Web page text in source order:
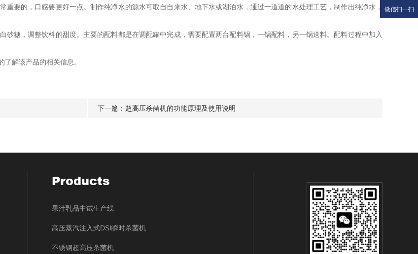
的，口感要更好一点。制作纯净水的源水可取自自来水、地下水或湖泊水，通过一道道的水处理工艺，制作出纯净水，
糖，调整饮料的甜度。主要的配料都是在调配罐中完成，需要配置两台配料锅，一锅配料，另一锅送料。配料过程中加入
解该产品的相关信息。
下一篇： 超高压杀菌机的功能原理及使用说明
Products
果汁乳品中试生产线
高压蒸汽注入式DSI瞬时杀菌机
不锈钢超高压杀菌机
微信扫一扫